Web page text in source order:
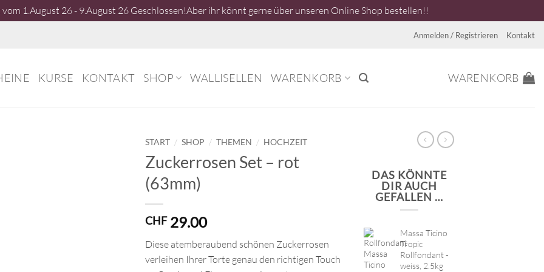
1.August 26 - 9.August 26 Geschlossen!Aber ihr könnt gerne über unseren Online Shop bestellen!!
Anmelden / Registrieren Kontakt
KURSE KONTAKT SHOP WALLISELLEN WARENKORB WARENKORB
START / SHOP / THEMEN / HOCHZEIT
Zuckerrosen Set – rot
(63mm)
CHF29.00
Diese atemberaubend schönen Zuckerrosen
verleihen Ihrer Torte genau den richtigen Touch
DAS KÖNNTE
DIR AUCH
GEFALLEN …
Massa Ticino
Tropic
Rollfondant -
weiss, 2.5kg